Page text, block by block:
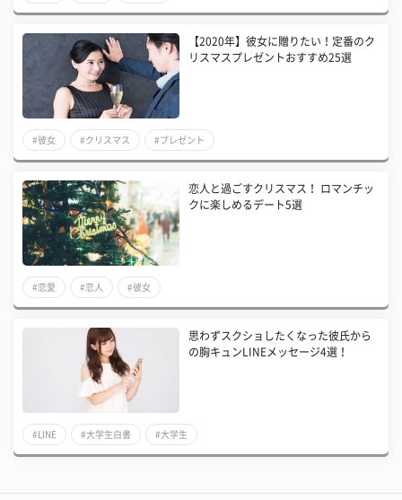
【2020年】彼女に贈りたい！定番のク
リスマスプレゼントおすすめ25選
#彼女 #クリスマス #プレゼント
恋人と過ごすクリスマス！ ロマンチッ
クに楽しめるデート5選
#恋愛 #恋人 #彼女
思わずスクショしたくなった彼氏から
の胸キュンLINEメッセージ4選！
#LINE #大学生白書 #大学生